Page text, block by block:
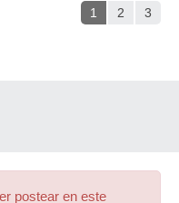
1 2 3
postear en este